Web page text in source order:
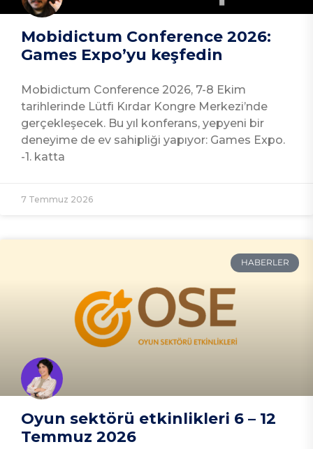
Mobidictum Conference 2026:
Games Expo’yu keşfedin
Mobidictum Conference 2026, 7-8 Ekim
tarihlerinde Lütfi Kırdar Kongre Merkezi’nde
gerçekleşecek. Bu yıl konferans, yepyeni bir
deneyime de ev sahipliği yapıyor: Games Expo.
-1. katta
7 Temmuz 2026
HABERLER
Oyun sektörü etkinlikleri 6 – 12
Temmuz 2026